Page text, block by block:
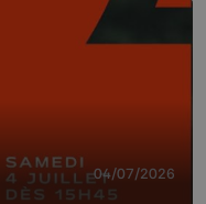
04/07/2026